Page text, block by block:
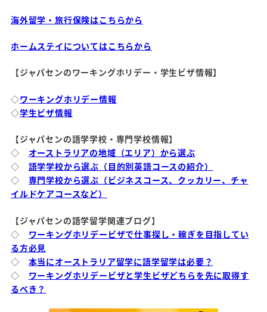
海外留学・旅行保険はこちらから
ホームステイについてはこちらから
【ジャパセンのワーキングホリデー・学生ビザ情報】
◇ワーキングホリデー情報
◇学生ビザ情報
【ジャパセンの語学学校・専門学校情報】
◇ オーストラリアの地域（エリア）から選ぶ
◇ 語学学校から選ぶ（目的別英語コースの紹介）
◇ 専門学校から選ぶ（ビジネスコース、クッカリー、チャ
イルドケアコースなど）
【ジャパセンの語学留学関連ブログ】
◇ ワーキングホリデービザで仕事探し・稼ぎを目指してい
る方必見
◇ 本当にオーストラリア留学に語学留学は必要？
◇ ワーキングホリデービザと学生ビザどちらを先に取得す
るべき？